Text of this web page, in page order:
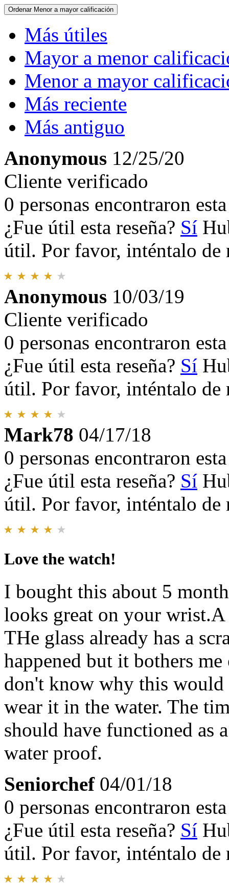
Ordenar Menor a mayor calificación
Más útiles
Mayor a menor
Menor a mayor
Más reciente
Más antiguo
Anonymous 12/25/20
Cliente verificado
0 personas encontraron
¿Fue útil esta reseña? Sí
útil. Por favor, inténtalo de
Anonymous 10/03/19
Cliente verificado
0 personas encontraron
¿Fue útil esta reseña? Sí
útil. Por favor, inténtalo de
Mark78 04/17/18
0 personas encontraron
¿Fue útil esta reseña? Sí
útil. Por favor, inténtalo de
Love the watch!
I bought this about 5
looks great on your
THe glass already has a
happened but it bothers
don't know why this would
wear it in the water. The
should have functioned as
water proof.
Seniorchef 04/01/18
0 personas encontraron
¿Fue útil esta reseña? Sí
útil. Por favor, inténtalo de